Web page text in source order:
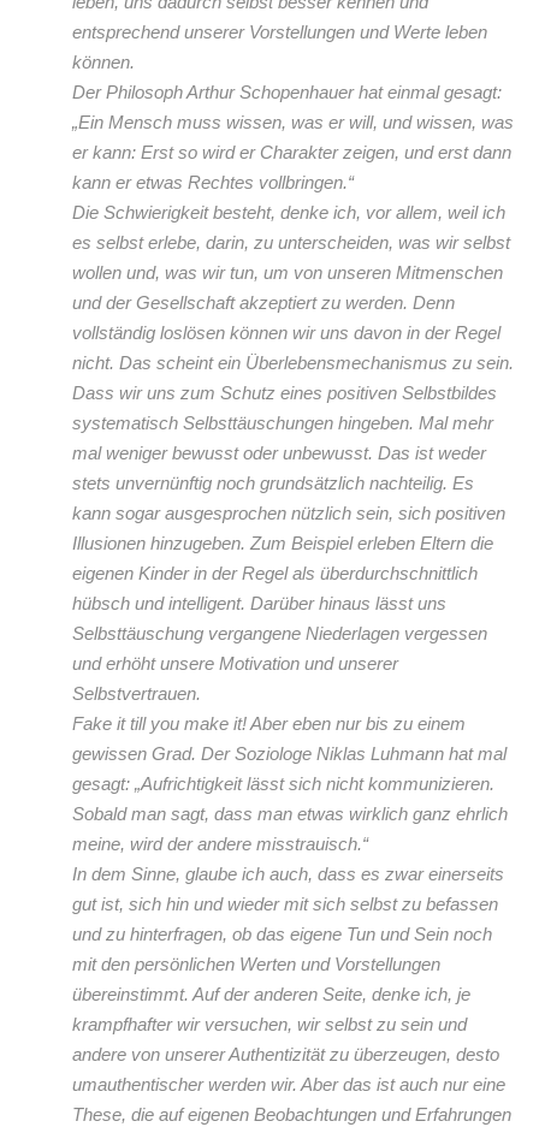
entsprechend unserer Vorstellungen und Werte leben
können.
Der Philosoph Arthur Schopenhauer hat einmal gesagt:
„Ein Mensch muss wissen, was er will, und wissen, was
er kann: Erst so wird er Charakter zeigen, und erst dann
kann er etwas Rechtes vollbringen.“
Die Schwierigkeit besteht, denke ich, vor allem, weil ich
es selbst erlebe, darin, zu unterscheiden, was wir selbst
wollen und, was wir tun, um von unseren Mitmenschen
und der Gesellschaft akzeptiert zu werden. Denn
vollständig loslösen können wir uns davon in der Regel
nicht. Das scheint ein Überlebensmechanismus zu sein.
Dass wir uns zum Schutz eines positiven Selbstbildes
systematisch Selbsttäuschungen hingeben. Mal mehr
mal weniger bewusst oder unbewusst. Das ist weder
stets unvernünftig noch grundsätzlich nachteilig. Es
kann sogar ausgesprochen nützlich sein, sich positiven
Illusionen hinzugeben. Zum Beispiel erleben Eltern die
eigenen Kinder in der Regel als überdurchschnittlich
hübsch und intelligent. Darüber hinaus lässt uns
Selbsttäuschung vergangene Niederlagen vergessen
und erhöht unsere Motivation und unserer
Selbstvertrauen.
Fake it till you make it! Aber eben nur bis zu einem
gewissen Grad. Der Soziologe Niklas Luhmann hat mal
gesagt: „Aufrichtigkeit lässt sich nicht kommunizieren.
Sobald man sagt, dass man etwas wirklich ganz ehrlich
meine, wird der andere misstrauisch.“
In dem Sinne, glaube ich auch, dass es zwar einerseits
gut ist, sich hin und wieder mit sich selbst zu befassen
und zu hinterfragen, ob das eigene Tun und Sein noch
mit den persönlichen Werten und Vorstellungen
übereinstimmt. Auf der anderen Seite, denke ich, je
krampfhafter wir versuchen, wir selbst zu sein und
andere von unserer Authentizität zu überzeugen, desto
umauthentischer werden wir. Aber das ist auch nur eine
These, die auf eigenen Beobachtungen und Erfahrungen